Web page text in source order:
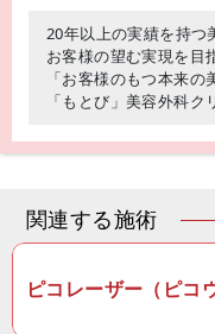
20年以上の実績を持つ
お客様の望む実現を目
「お客様のもつ本来
「もとび」美容外科ク
関連する施術
ピコレーザー（ピコ